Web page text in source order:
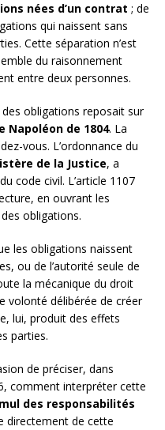
nées d’un contrat ; de
qui naissent sans
Cette séparation n’est
du raisonnement
entre deux personnes.
obligations reposait sur
Napoléon de 1804. La
vous. L’ordonnance du
de la Justice, a
code civil. L’article 1107
en ouvrant les
obligations.
les obligations naissent
ou de l’autorité seule de
la mécanique du droit
volonté délibérée de créer
lui, produit des effets
parties.
de préciser, dans
comment interpréter cette
des responsabilités
directement de cette